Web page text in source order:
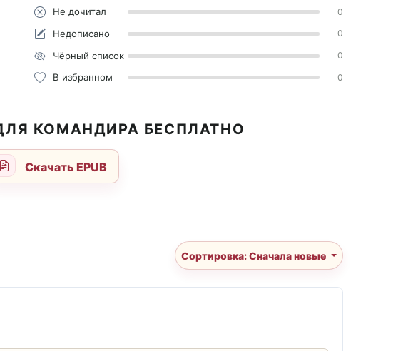
Не дочитал 0
Недописано 0
Чёрный список 0
В избранном 0
КОМАНДИРА БЕСПЛАТНО
Скачать EPUB
Сортировка: Сначала новые